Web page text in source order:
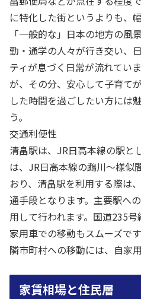
に特化した街というよりも、
「一般的な」日本の地方の風
勤・通学の人々が行き交い、
ティが息づく日常が流れてい
が、その分、安心して子育て
した時間を過ごしたい方には
う。
交通利便性
清畠駅は、JR日高本線の駅と
は、JR日高本線の鵡川〜様似
おり、清畠駅を利用する際は
通手段となります。主要駅へ
用して行われます。国道235
家用車での移動もスムーズで
隣市町村への移動には、自家
家賃相場と住民層